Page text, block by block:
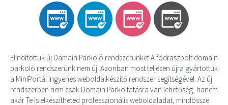
Elindítottuk új Damain Parkoló rendszerünket A fodraszbolt domain
parkoló rendszerünk nem új. Azonban most teljesen újra gyártottuk
a MiniPortál ingyenes weboldalkészítő rendszer segítségével. Az új
rendszerben nem csak Domain Parkoltatásra van lehetőség, hanem
akár Te is elkészítheted professzionális weboldaladat, mindössze